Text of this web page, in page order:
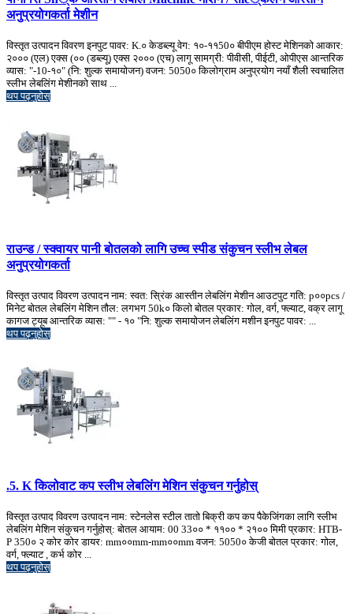
अनुप्रयोगकर्ता मेशीन
विस्तृत उत्पादन विवरण इनपुट पावर: K.० केडब्ल्यू वेग: १०-११50० बीपीएम होस्ट मेशिनको आकार:
२००० (एल) एक्स (०० (डब्ल्यू) एक्स २००० (एच) लागू सामग्री: पीवीसी, पीईटी, ओपीएस आन्तरिक
व्यास: "-10-१०" (नि: शुल्क समायोजन) वजन: 5050० किलोग्राम अनुप्रयोग नयाँ शैली स्वचालित
स्लीभ लेबलिंग मेशीनको साथ ...
थप पढ्नुहोस्
राउन्ड / स्क्वायर पानी बोतलको लागि उच्च स्पीड संकुचन स्लीभ लेबल
अनुप्रयोगकर्ता
विस्तृत उत्पाद विवरण उत्पादन नाम: स्वत: स्रिंक आस्तीन लेबलिंग मेशीन आउटपुट गति: p००pcs /
मिनेट बोतल लेबलिंग मेशिन तौल: लगभग 50k० किलो बोतल प्रकार: गोल, वर्ग, फ्ल्याट, वक्र लागू
कागज ट्यूब आन्तरिक व्यास: "" - १० "नि: शुल्क समायोजन लेबलिंग मशीन इनपुट पावर: ...
थप पढ्नुहोस्
.5. K किलोवाट कप स्लीभ लेबलिंग मेशिन संकुचन गर्नुहोस्
विस्तृत उत्पाद विवरण उत्पादन नाम: स्टेनलेस स्टील तातो बिक्री कप कप पैकेजिंगका लागि स्लीभ
लेबलिंग मेशिन संकुचन गर्नुहोस्: बोतल आयाम: 00 33०० * ११०० * २१०० मिमी प्रकार: HTB-
P 350० २ कोर कोर डायर: mm००mm-mm००mm वजन: 5050० केजी बोतल प्रकार: गोल,
वर्ग, फ्ल्याट , कर्भ कोर ...
थप पढ्नुहोस्